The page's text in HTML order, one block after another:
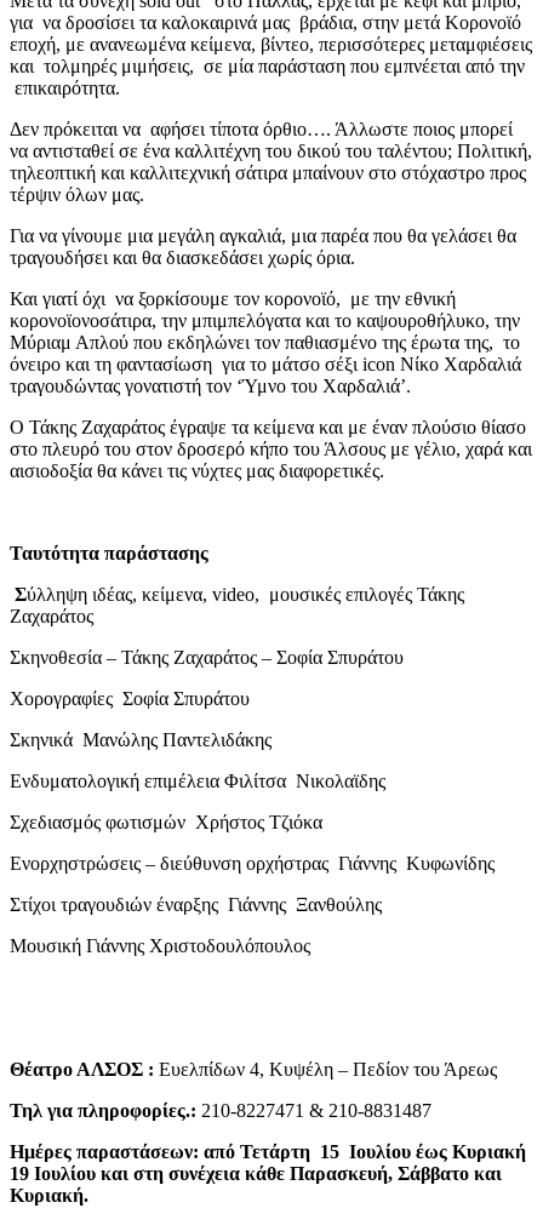
για να δροσίσει τα καλοκαιρινά μας βράδια, στην μετά Κορονοϊό
εποχή, με ανανεωμένα κείμενα, βίντεο, περισσότερες μεταμφιέσεις
και τολμηρές μιμήσεις, σε μία παράσταση που εμπνέεται από την
επικαιρότητα.
Δεν πρόκειται να αφήσει τίποτα όρθιο…. Άλλωστε ποιος μπορεί
να αντισταθεί σε ένα καλλιτέχνη του δικού του ταλέντου; Πολιτική,
τηλεοπτική και καλλιτεχνική σάτιρα μπαίνουν στο στόχαστρο προς
τέρψιν όλων μας.
Για να γίνουμε μια μεγάλη αγκαλιά, μια παρέα που θα γελάσει θα
τραγουδήσει και θα διασκεδάσει χωρίς όρια.
Και γιατί όχι να ξορκίσουμε τον κορονοϊό, με την εθνική
κορονοϊονοσάτιρα, την μπιμπελόγατα και το καψουροθήλυκο, την
Μύριαμ Απλού που εκδηλώνει τον παθιασμένο της έρωτα της, το
όνειρο και τη φαντασίωση για το μάτσο σέξι icon Νίκο Χαρδαλιά
τραγουδώντας γονατιστή τον ‘Ύμνο του Χαρδαλιά’.
Ο Τάκης Ζαχαράτος έγραψε τα κείμενα και με έναν πλούσιο θίασο
στο πλευρό του στον δροσερό κήπο του Άλσους με γέλιο, χαρά και
αισιοδοξία θα κάνει τις νύχτες μας διαφορετικές.
Ταυτότητα παράστασης
Σύλληψη ιδέας, κείμενα, video, μουσικές επιλογές Τάκης
Ζαχαράτος
Σκηνοθεσία – Τάκης Ζαχαράτος – Σοφία Σπυράτου
Χορογραφίες Σοφία Σπυράτου
Σκηνικά Μανώλης Παντελιδάκης
Ενδυματολογική επιμέλεια Φιλίτσα Νικολαϊδης
Σχεδιασμός φωτισμών Χρήστος Τζιόκα
Ενορχηστρώσεις – διεύθυνση ορχήστρας Γιάννης Κυφωνίδης
Στίχοι τραγουδιών έναρξης Γιάννης Ξανθούλης
Μουσική Γιάννης Χριστοδουλόπουλος
Θέατρο ΑΛΣΟΣ : Ευελπίδων 4, Κυψέλη – Πεδίον του Άρεως
Τηλ για πληροφορίες.: 210-8227471 & 210-8831487
Ημέρες παραστάσεων: από Τετάρτη 15 Ιουλίου έως Κυριακή
19 Ιουλίου και στη συνέχεια κάθε Παρασκευή, Σάββατο και
Κυριακή.